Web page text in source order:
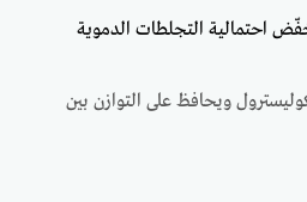
احتمالية التجلطات الدموية
ويحافظ على التوازن بين